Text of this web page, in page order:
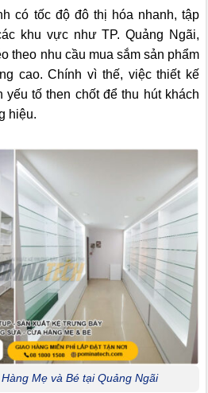
có tốc độ đô thị hóa nhanh, tập
khu vực như TP. Quảng Ngãi,
nhu cầu mua sắm sản phẩm
cao. Chính vì thế, việc thiết kế
tố then chốt để thu hút khách
hiệu.
Mẹ và Bé tại Quảng Ngãi